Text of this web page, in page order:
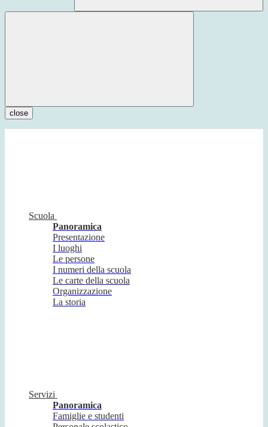
close
Scuola
Panoramica
Presentazione
I luoghi
Le persone
I numeri della scuola
Le carte della scuola
Organizzazione
La storia
Servizi
Panoramica
Famiglie e studenti